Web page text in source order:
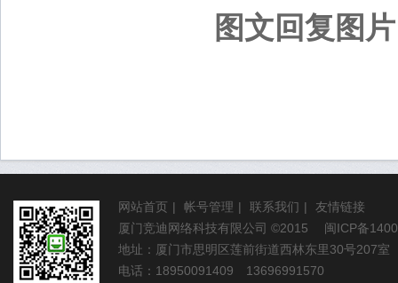
图文回复图
网站首页 | 帐号管理 | 联系我们 |
友情链接
厦门竞迪网络科技有限公司 ©2015 闽ICP备
地址：厦门市思明区莲前街道西林东里30号207室
电话：18950091409 13696991570